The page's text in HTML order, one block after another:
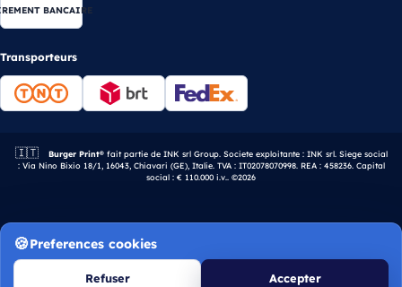
BANCAIRE
Transporteurs
🇮🇹 Entreprise italienne.
Burger Print®fait partie de INK srl Group. Societe exploitante : INK srl. Siege social
: Via Nino Bixio 18/1, 16043, Chiavari (GE), Italie. TVA : IT02078070998. REA : 458236. Capital
social : € 110.000 i.v.. ©2026
Preferences cookies
Refuser Accepter